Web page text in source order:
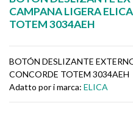
CAMPANA LIGERA
TOTEM 3034AEH
BOTÓN DESLIZANTE
CONCORDE TOTEM 3034AEH
Adatto por i marca: ELICA